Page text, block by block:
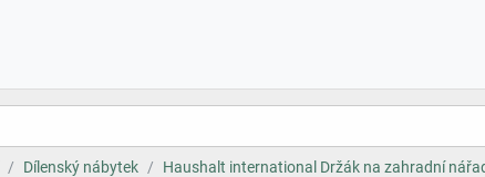
Dílenský nábytek Haushalt international Držák na zahradní